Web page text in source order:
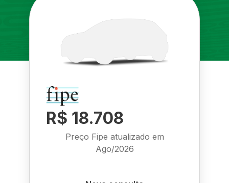
R$ 18.708
Preço Fipe atualizado em
Ago/2026